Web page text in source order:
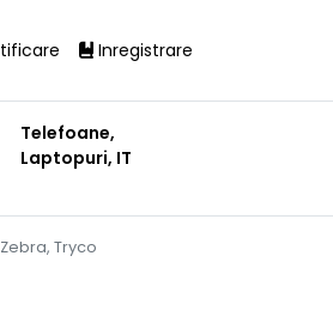
Inregistrare
Telefoane,
Laptopuri, IT
Tryco